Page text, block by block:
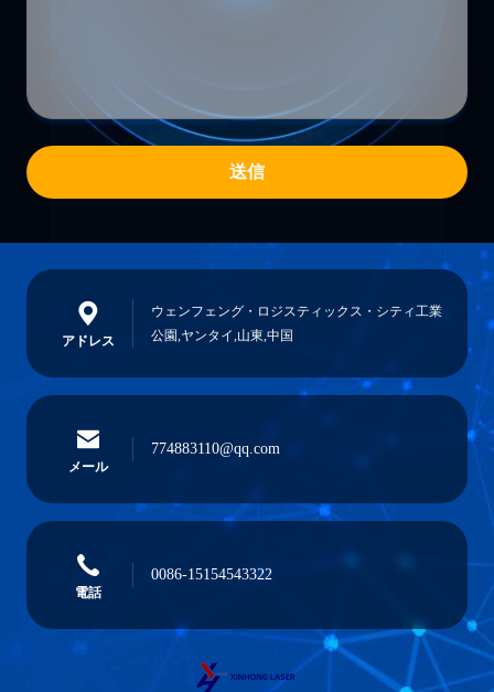
送信
アドレス
ウェンフェング・ロジスティックス・シティ工業
公園,ヤンタイ,山東,中国
メール
774883110@qq.com
電話
0086-15154543322